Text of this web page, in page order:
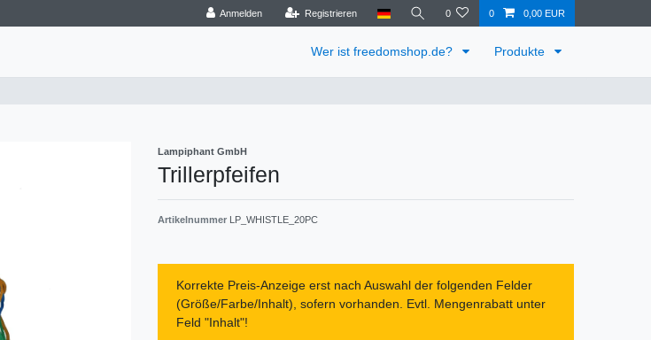
Anmelden Registrieren 0 0 0,00 EUR
Wer ist freedomshop.de? Produkte
Lampiphant GmbH
Trillerpfeifen
Artikelnummer LP_WHISTLE_20PC
Korrekte Preis-Anzeige erst nach Auswahl der folgenden Felder
(Größe/Farbe/Inhalt), sofern vorhanden. Evtl. Mengenrabatt unter
Feld "Inhalt"!